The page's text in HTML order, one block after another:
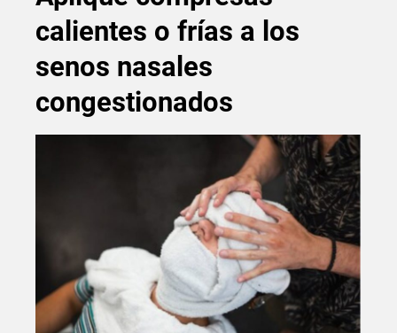
calientes o frías a los
senos nasales
congestionados